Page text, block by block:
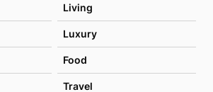
Living
Luxury
Food
Travel